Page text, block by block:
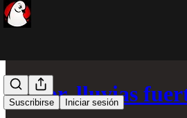
Suscribirse Iniciar sesión
¡Calor, lluvias